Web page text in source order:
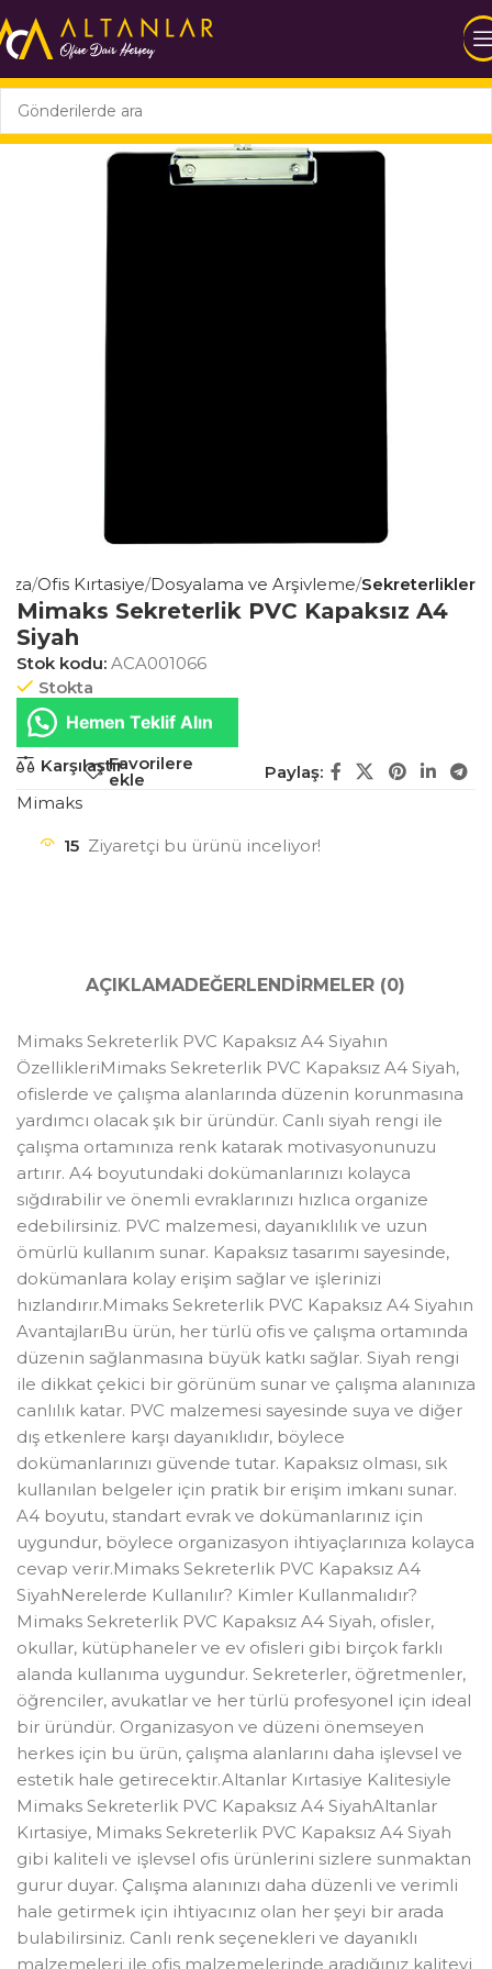
Ofis Kırtasiye Dosyalama ve Arşivleme Sekreterlikler
Mimaks Sekreterlik PVC Kapaksız A4
Siyah
Stok kodu: ACA001066
Stokta
Hemen Teklif Alın
KarşılaştırFavorilere
ekle
Paylaş:
Mimaks
15 Ziyaretçi bu ürünü inceliyor!
AÇIKLAMADEĞERLENDIRMELER (0)
Mimaks Sekreterlik PVC Kapaksız A4 Siyahın
ÖzellikleriMimaks Sekreterlik PVC Kapaksız A4 Siyah,
ofislerde ve çalışma alanlarında düzenin korunmasına
yardımcı olacak şık bir üründür. Canlı siyah rengi ile
çalışma ortamınıza renk katarak motivasyonunuzu
artırır. A4 boyutundaki dokümanlarınızı kolayca
sığdırabilir ve önemli evraklarınızı hızlıca organize
edebilirsiniz. PVC malzemesi, dayanıklılık ve uzun
ömürlü kullanım sunar. Kapaksız tasarımı sayesinde,
dokümanlara kolay erişim sağlar ve işlerinizi
hızlandırır.Mimaks Sekreterlik PVC Kapaksız A4 Siyahın
AvantajlarıBu ürün, her türlü ofis ve çalışma ortamında
düzenin sağlanmasına büyük katkı sağlar. Siyah rengi
ile dikkat çekici bir görünüm sunar ve çalışma alanınıza
canlılık katar. PVC malzemesi sayesinde suya ve diğer
dış etkenlere karşı dayanıklıdır, böylece
dokümanlarınızı güvende tutar. Kapaksız olması, sık
kullanılan belgeler için pratik bir erişim imkanı sunar.
A4 boyutu, standart evrak ve dokümanlarınız için
uygundur, böylece organizasyon ihtiyaçlarınıza kolayca
cevap verir.Mimaks Sekreterlik PVC Kapaksız A4
SiyahNerelerde Kullanılır? Kimler Kullanmalıdır?
Mimaks Sekreterlik PVC Kapaksız A4 Siyah, ofisler,
okullar, kütüphaneler ve ev ofisleri gibi birçok farklı
alanda kullanıma uygundur. Sekreterler, öğretmenler,
öğrenciler, avukatlar ve her türlü profesyonel için ideal
bir üründür. Organizasyon ve düzeni önemseyen
herkes için bu ürün, çalışma alanlarını daha işlevsel ve
estetik hale getirecektir.Altanlar Kırtasiye Kalitesiyle
Mimaks Sekreterlik PVC Kapaksız A4 SiyahAltanlar
Kırtasiye, Mimaks Sekreterlik PVC Kapaksız A4 Siyah
gibi kaliteli ve işlevsel ofis ürünlerini sizlere sunmaktan
gurur duyar. Çalışma alanınızı daha düzenli ve verimli
hale getirmek için ihtiyacınız olan her şeyi bir arada
bulabilirsiniz. Canlı renk seçenekleri ve dayanıklı
malzemeleri ile ofis malzemelerinde aradığınız kaliteyi